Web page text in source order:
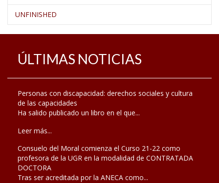
UNFINISHED
ÚLTIMAS NOTICIAS
Personas con discapacidad: derechos sociales y cultura
de las capacidades
Ha salido publicado un libro en el que...
Leer más...
Consuelo del Moral comienza el Curso 21-22 como
profesora de la UGR en la modalidad de CONTRATADA
DOCTORA
Tras ser acreditada por la ANECA como...